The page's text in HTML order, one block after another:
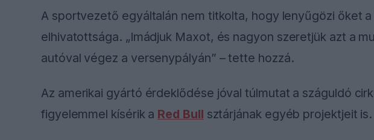
A sportvezető egyáltalán nem titkolta, hogy lenyűgözi őket
elhivatottsága. „Imádjuk Maxot, és nagyon szeretjük azt a
autóval végez a versenypályán” – tette hozzá.
Az amerikai gyártó érdeklődése jóval túlmutat a száguldó
figyelemmel kísérik a Red Bull sztárjának egyéb projektjeit is.